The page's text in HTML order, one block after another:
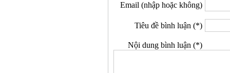
Email (nhập hoặc không)
Tiêu đề bình luận (*)
Nội dung bình luận (*)